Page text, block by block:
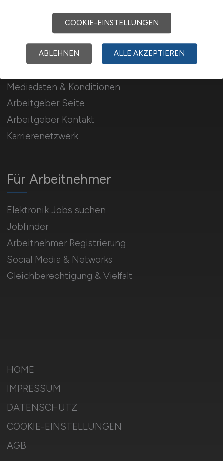
Für Arbeitnehmer
Elektronik Jobs suchen
Jobfinder
Arbeitnehmer Registrierung
Social Media & Networks
Gleichberechtigung & Vielfalt
Für Arbeitgeber
Mediadaten & Konditionen
Arbeitgeber Seite
Arbeitgeber Kontakt
Karrierenetzwerk
HOME
IMPRESSUM
DATENSCHUTZ
COOKIE-EINSTELLUNGEN
AGB
COOKIE-EINSTELLUNGEN
ABLEHNEN ALLE AKZEPTIEREN